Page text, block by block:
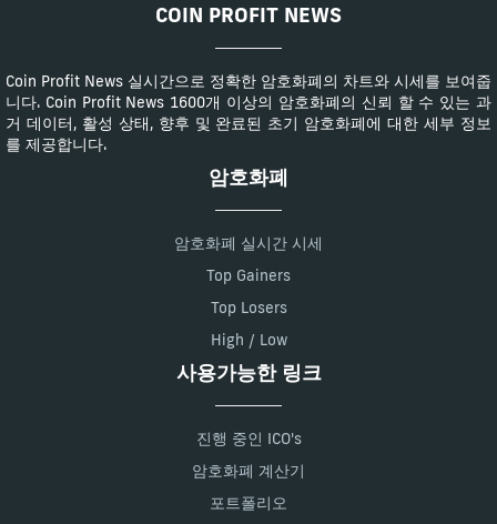
COIN PROFIT NEWS
Coin Profit News 실시간으로 정확한 암호화폐의 차트와 시세를 보여줍
니다. Coin Profit News 1600개 이상의 암호화폐의 신뢰 할 수 있는 과
거 데이터, 활성 상태, 향후 및 완료된 초기 암호화폐에 대한 세부 정보
를 제공합니다.
암호화폐
암호화폐 실시간 시세
Top Gainers
Top Losers
High / Low
사용가능한 링크
진행 중인 ICO's
암호화폐 계산기
포트폴리오